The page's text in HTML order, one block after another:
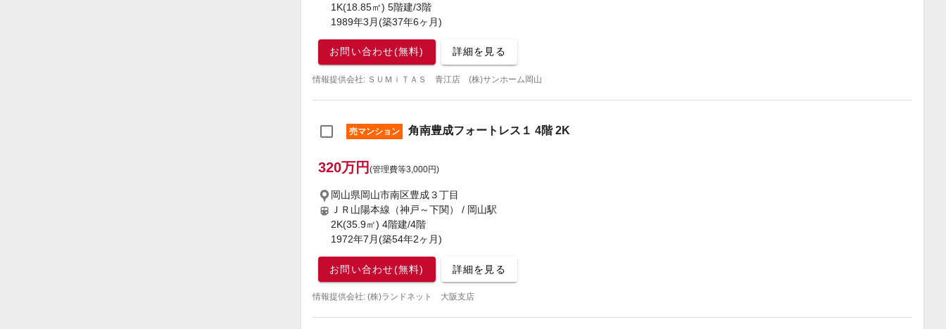
1K(18.85㎡) 5階建/3階
1989年3月(築37年6ヶ月)
お問い合わせ(無料) 詳細を見る
情報提供会社: ＳＵＭｉＴＡＳ 青江店 (株)サンホーム岡山
売マンション 角南豊成フォートレス１ 4階 2K
320万円 (管理費等3,000円)
岡山県岡山市南区豊成３丁目
ＪＲ山陽本線（神戸～下関） / 岡山駅
2K(35.9㎡) 4階建/4階
1972年7月(築54年2ヶ月)
お問い合わせ(無料) 詳細を見る
情報提供会社: (株)ランドネット 大阪支店